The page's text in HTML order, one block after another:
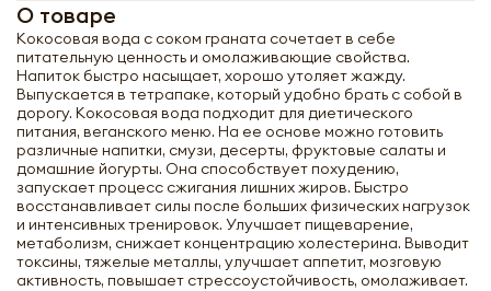
О товаре
Кокосовая вода с соком граната сочетает в себе
питательную ценность и омолаживающие свойства.
Напиток быстро насыщает, хорошо утоляет жажду.
Выпускается в тетрапаке, который удобно брать с собой в
дорогу. Кокосовая вода подходит для диетического
питания, веганского меню. На ее основе можно готовить
различные напитки, смузи, десерты, фруктовые салаты и
домашние йогурты. Она способствует похудению,
запускает процесс сжигания лишних жиров. Быстро
восстанавливает силы после больших физических нагрузок
и интенсивных тренировок. Улучшает пищеварение,
метаболизм, снижает концентрацию холестерина. Выводит
токсины, тяжелые металлы, улучшает аппетит, мозговую
активность, повышает стрессоустойчивость, омолаживает.